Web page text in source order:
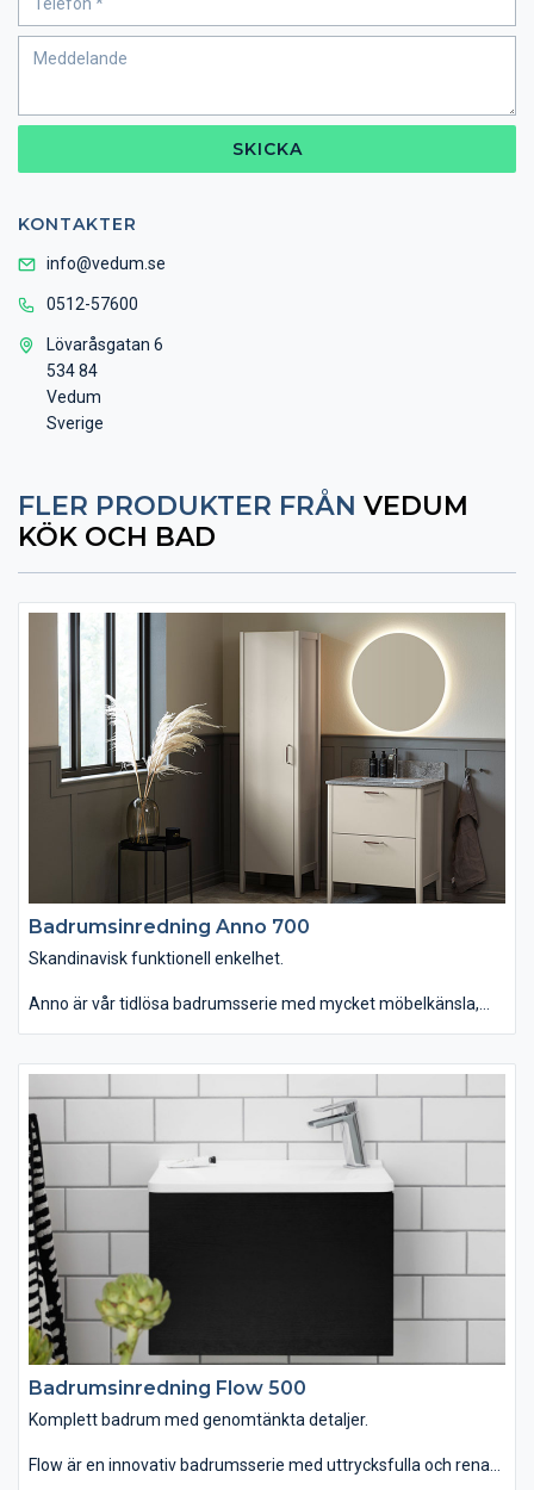
SKICKA
KONTAKTER
info@vedum.se
0512-57600
Lövaråsgatan 6
534 84
Vedum
Sverige
FLER PRODUKTER FRÅN VEDUM
KÖK OCH BAD
Badrumsinredning Anno 700
Skandinavisk funktionell enkelhet.
Anno är vår tidlösa badrumsserie med mycket möbelkänsla,
finns i tre bredder med topplatta i kompositsten samt
förvaringsskåp, högskåp och vägghylla. Du kan välja kulörer och
uttryck, så att serien kommer till sin rätt både i moderna och
traditionella miljöer. Anno passar dig som vill ha ett tidlöst
badrum med skandinavisk funktionell enkelhet.
Badrumsinredning Flow 500
Komplett badrum med genomtänkta detaljer.
Flow är en innovativ badrumsserie med uttrycksfulla och rena